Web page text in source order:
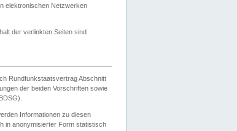
elektronischen Netzwerken
der verlinkten Seiten sind
Rundfunkstaatsvertrag Abschnitt
der beiden Vorschriften sowie
Informationen zu diesen
in anonymisierter Form statistisch